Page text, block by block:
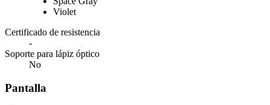
Violet
Certificado de resistencia
-
Soporte para lápiz óptico
No
Pantalla